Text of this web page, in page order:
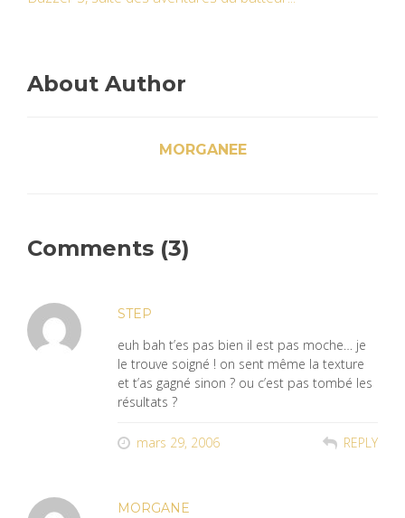
About Author
MORGANEE
Comments (3)
STEP
euh bah t’es pas bien il est pas moche… je
le trouve soigné ! on sent même la texture
et t’as gagné sinon ? ou c’est pas tombé les
résultats ?
mars 29, 2006 REPLY
MORGANE